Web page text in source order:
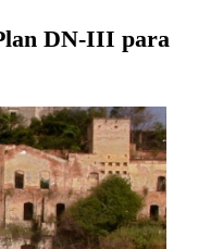
DN-III para